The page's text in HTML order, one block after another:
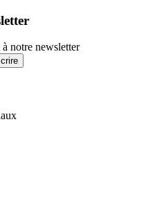
notre newsletter